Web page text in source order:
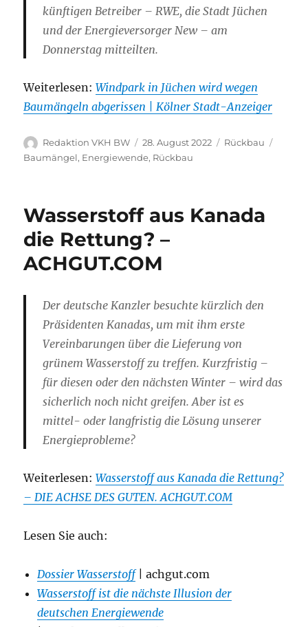
künftigen Betreiber – RWE, die Stadt Jüchen
und der Energieversorger New – am
Donnerstag mitteilten.
Weiterlesen:Windpark in Jüchen wird wegen
Baumängeln abgerissen | Kölner Stadt-Anzeiger
Autor
Redaktion VKH BW
Veröffentlicht
am
28. August 2022 Kategorien
Rückbau
Baumängel, Energiewende, Rückbau
Wasserstoff aus Kanada
die Rettung? –
ACHGUT.COM
Der deutsche Kanzler besuchte kürzlich den
Präsidenten Kanadas, um mit ihm erste
Vereinbarungen über die Lieferung von
grünem Wasserstoff zu treffen. Kurzfristig –
für diesen oder den nächsten Winter – wird das
sicherlich noch nicht greifen. Aber ist es
mittel- oder langfristig die Lösung unserer
Energieprobleme?
Weiterlesen:Wasserstoff aus Kanada die Rettung?
– DIE ACHSE DES GUTEN. ACHGUT.COM
Lesen Sie auch:
Dossier Wasserstoff| achgut.com
Wasserstoff ist die nächste Illusion der
deutschen Energiewende